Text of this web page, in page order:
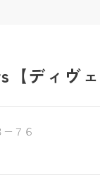
ディヴェ
７６